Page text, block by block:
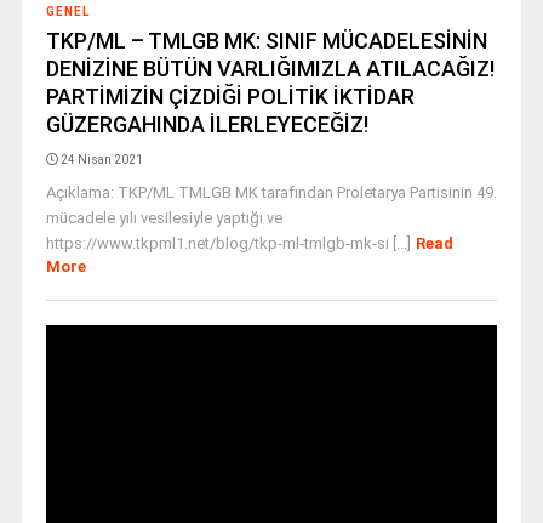
GENEL
TKP/ML – TMLGB MK: SINIF MÜCADELESİNİN
DENİZİNE BÜTÜN VARLIĞIMIZLA ATILACAĞIZ!
PARTİMİZİN ÇİZDİĞİ POLİTİK İKTİDAR
GÜZERGAHINDA İLERLEYECEĞİZ!
24 Nisan 2021
Açıklama: TKP/ML TMLGB MK tarafından Proletarya Partisinin 49.
mücadele yılı vesilesiyle yaptığı ve
https://www.tkpml1.net/blog/tkp-ml-tmlgb-mk-si [...] Read
More